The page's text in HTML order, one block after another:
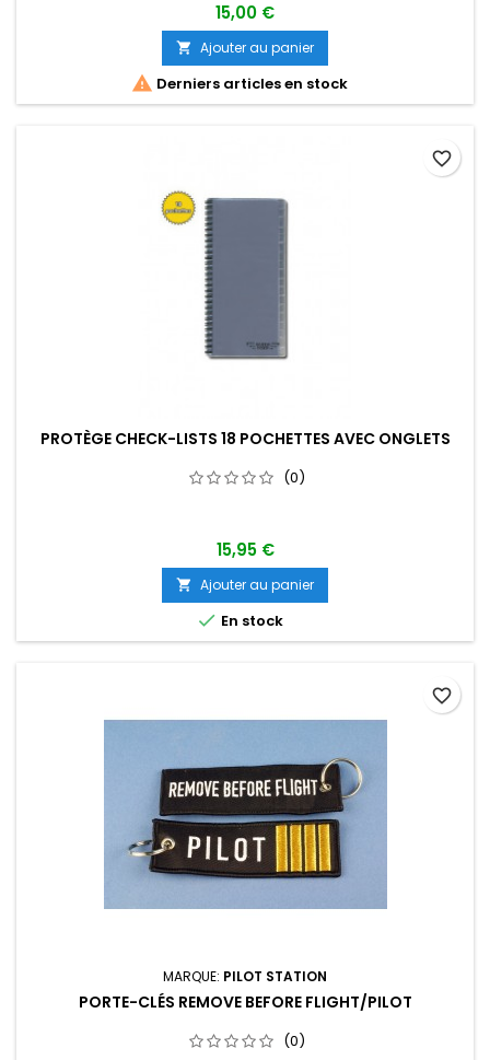
15,00 €
 Ajouter au panier
 Derniers articles en stock
PROTÈGE CHECK-LISTS 18 POCHETTES AVEC ONGLETS
(0)
15,95 €
 Ajouter au panier
 En stock
favorite_border
MARQUE: PILOT STATION
PORTE-CLÉS REMOVE BEFORE FLIGHT/PILOT
(0)
favorite_border